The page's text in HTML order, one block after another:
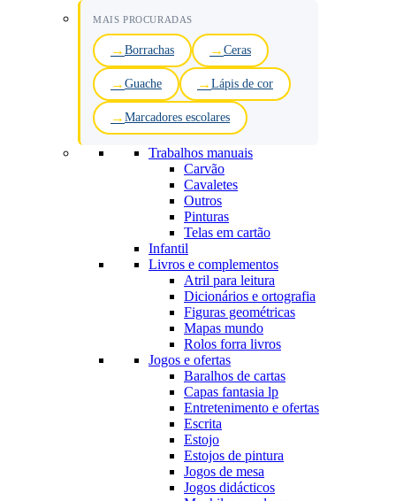
MAIS PROCURADAS
Borrachas Ceras
Guache Lápis de cor
Marcadores escolares
Trabalhos manuais
Carvão
Cavaletes
Outros
Pinturas
Telas em cartão
Infantil
Livros e complementos
Atril para leitura
Dicionários e ortografia
Figuras geométricas
Mapas mundo
Rolos forra livros
Jogos e ofertas
Baralhos de cartas
Capas fantasia lp
Entretenimento e ofertas
Escrita
Estojo
Estojos de pintura
Jogos de mesa
Jogos didácticos